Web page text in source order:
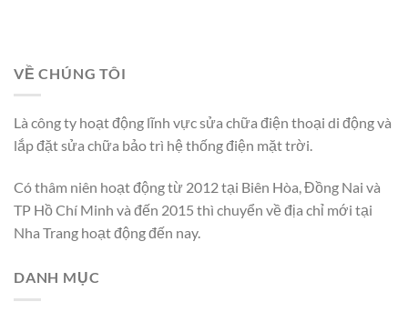
VỀ CHÚNG TÔI
Là công ty hoạt động lĩnh vực sửa chữa điện thoại di động và
lắp đặt sửa chữa bảo trì hệ thống điện mặt trời.
Có thâm niên hoạt động từ 2012 tại Biên Hòa, Đồng Nai và
TP Hồ Chí Minh và đến 2015 thì chuyển về địa chỉ mới tại
Nha Trang hoạt động đến nay.
DANH MỤC